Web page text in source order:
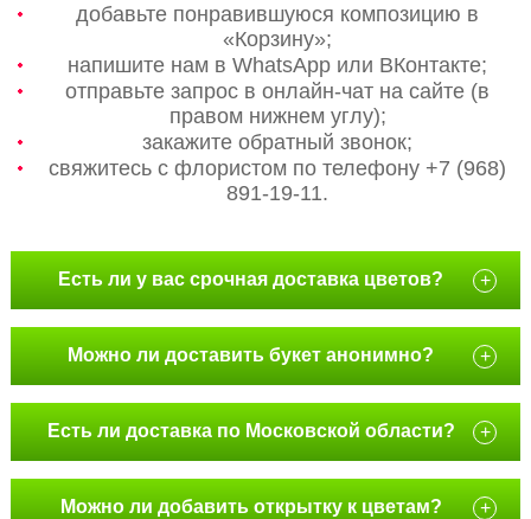
добавьте понравившуюся композицию в
«Корзину»;
напишите нам в WhatsApp или ВКонтакте;
отправьте запрос в онлайн-чат на сайте (в
правом нижнем углу);
закажите обратный звонок;
свяжитесь с флористом по телефону +7 (968)
891-19-11.
Есть ли у вас срочная доставка цветов? +
Можно ли доставить букет анонимно? +
Есть ли доставка по Московской области? +
Можно ли добавить открытку к цветам? +